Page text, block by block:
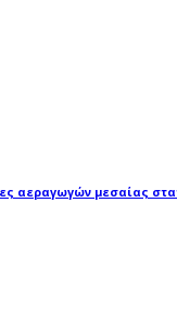
αεραγωγών μεσαίας